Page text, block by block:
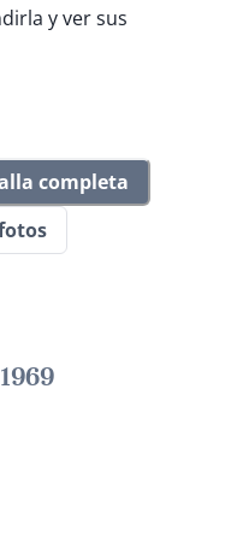
y ver sus
completa